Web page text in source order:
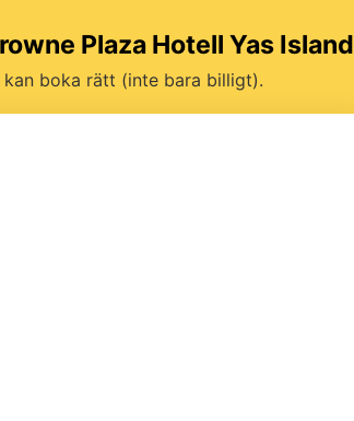
Plaza Hotell Yas Island
boka rätt (inte bara billigt).